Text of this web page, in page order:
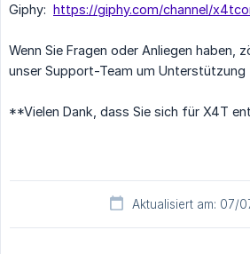
Giphy: https://giphy.com/channel/
Wenn Sie Fragen oder Anliegen haben,
unser Support-Team um Unterstützung
**Vielen Dank, dass Sie sich für X4T
Aktualisiert am: 07/